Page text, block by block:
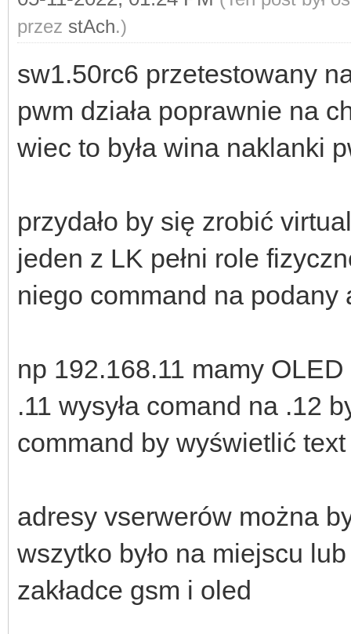
przez stAch.)
sw1.50rc6 przetestowany
pwm działa poprawnie na
wiec to była wina naklanki
przydało by się zrobić
jeden z LK pełni role
niego command na podany
np 192.168.11 mamy
.11 wysyła comand na .12
command by wyświetlić text
adresy vserwerów można
wszytko było na miejscu
zakładce gsm i oled